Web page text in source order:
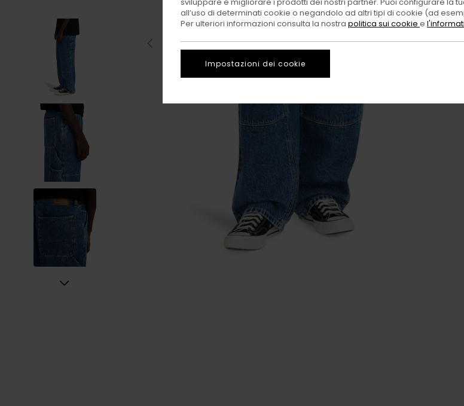
all’uso di determinati cookie o negandolo ad altri tipi di cookie (ad
Per ulteriori informazioni consulta la nostra politica sui cookie e
Impostazioni dei cookie